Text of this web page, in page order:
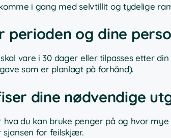
i gang med selvtillit og tydelige
perioden og dine
vare i 30 dager eller tilpasses etter
som er planlagt på forhånd).
dine nødvendige
hva du kan bruke penger på og hvor
for feilskjær.